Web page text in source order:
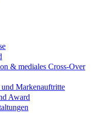
& mediales Cross-Over
Markenauftritte
Award